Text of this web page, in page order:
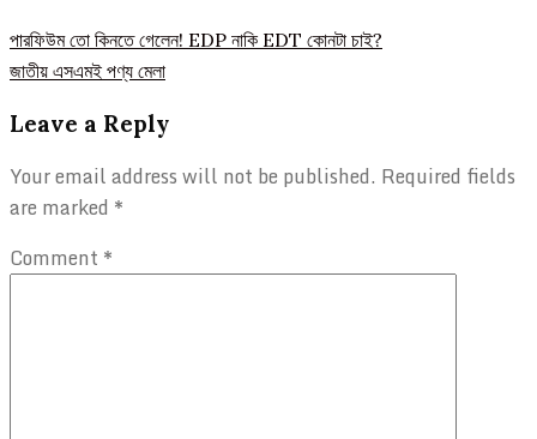
Post
navigation
পারফিউম তো কিনতে গেলেন! EDP নাকি EDT কোনটা চাই?
জাতীয় এসএমই পণ্য মেলা
Leave a Reply
Your email address will not be published. Required fields
are marked *
Comment *